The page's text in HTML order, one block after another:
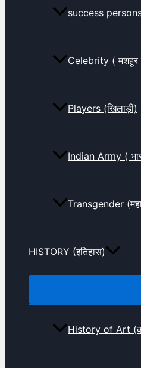
success
Celebrity ( मशहूर
Players (खिलाड़ी)
Indian Army (
Transgender
HISTORY (इतिहास)
History of Art